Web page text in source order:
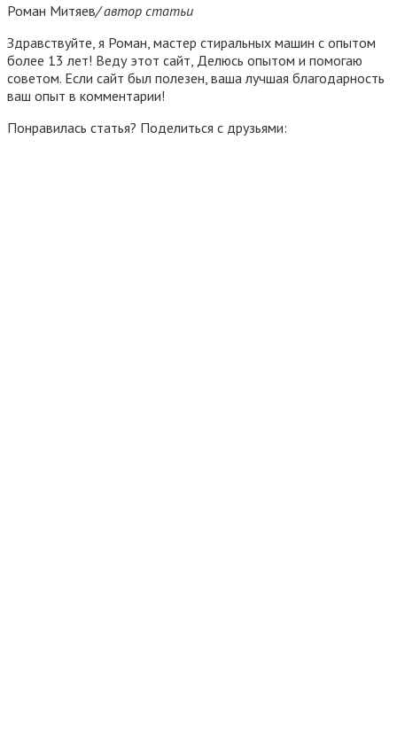
Роман Митяев/ автор статьи
Здравствуйте, я Роман, мастер стиральных машин с опытом
более 13 лет! Веду этот сайт, Делюсь опытом и помогаю
советом. Если сайт был полезен, ваша лучшая благодарность
ваш опыт в комментарии!
Понравилась статья? Поделиться с друзьями: